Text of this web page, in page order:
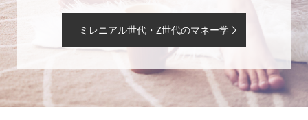
ミレニアル世代・Z世代のマネー学